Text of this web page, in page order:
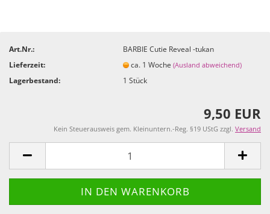
Art.Nr.:
BARBIE Cutie Reveal -tukan
Lieferzeit:
ca. 1 Woche(Ausland abweichend)
Lagerbestand: 1Stück
9,50 EUR
Kein Steuerausweis gem. Kleinuntern.-Reg. §19 UStG zzgl. Versand